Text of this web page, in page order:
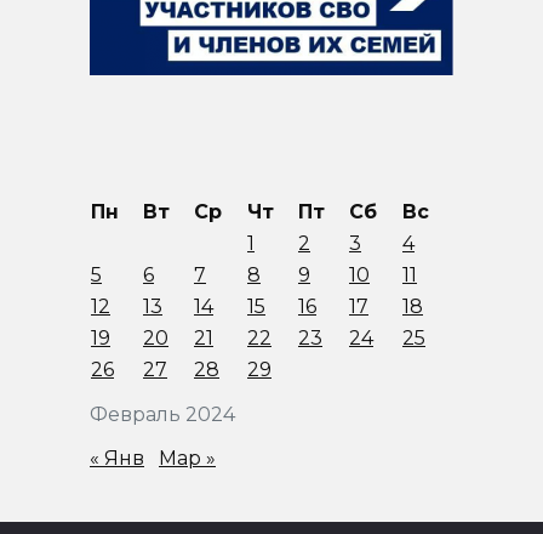
Февраль 2024
Пн Вт Ср Чт Пт Сб
Вс
1
2 3
4
5
6 7 8 9 10
11
12
13 14 15 16 17
18
19
20 21 22 23 24
25
26
27 28 29
« Янв Мар »